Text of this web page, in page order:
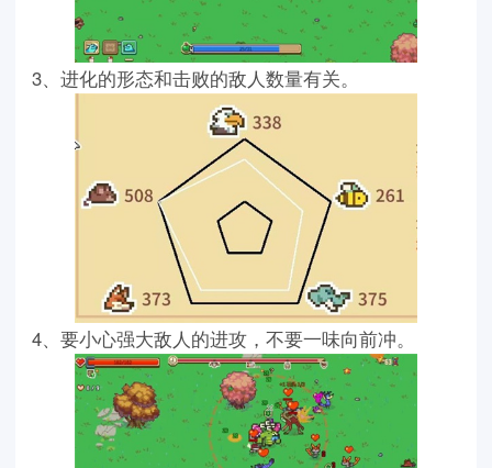
3、进化的形态和击败的敌人数量有关。
4、要小心强大敌人的进攻，不要一味向前冲。